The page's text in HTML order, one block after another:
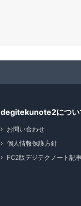
degitekunote2につい
お問い合わせ
個人情報保護方針
FC2版デジテクノート記